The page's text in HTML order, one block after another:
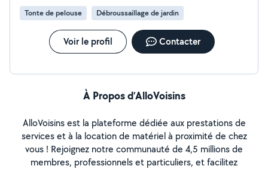
Tonte de pelouse Débroussaillage de jardin
Voir le profil Contacter
À Propos d’AlloVoisins
AlloVoisins est la plateforme dédiée aux prestations de
services et à la location de matériel à proximité de chez
vous ! Rejoignez notre communauté de 4,5 millions de
membres, professionnels et particuliers, et facilitez